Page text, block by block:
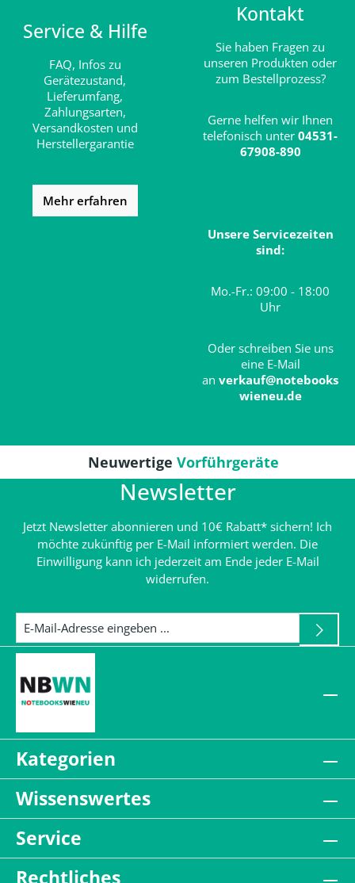
Service & Hilfe
FAQ, Infos zu
Gerätezustand,
Lieferumfang,
Zahlungsarten,
Versandkosten und
Herstellergarantie
Mehr erfahren
Kontakt
Sie haben Fragen zu
unseren Produkten oder
zum Bestellprozess?
Gerne helfen wir Ihnen
telefonisch unter 04531-
67908-890
Unsere Servicezeiten
sind:
Mo.-Fr.: 09:00 - 18:00
Uhr
Oder schreiben Sie uns
eine E-Mail
an verkauf@notebooks
wieneu.de
Neuwertige Vorführgeräte
Newsletter
Jetzt Newsletter abonnieren und 10€ Rabatt* sichern! Ich
möchte zukünftig per E-Mail informiert werden. Die
Einwilligung kann ich jederzeit am Ende jeder E-Mail
widerrufen.
Kategorien
Wissenswertes
Service
Rechtliches